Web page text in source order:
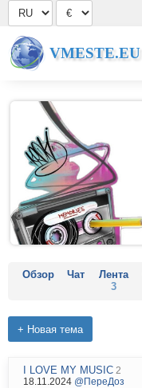
VMESTE.EU
Обзор Чат
Лента
3
I LOVE MY MUSIC 2
18.11.2024 @ПереДоз